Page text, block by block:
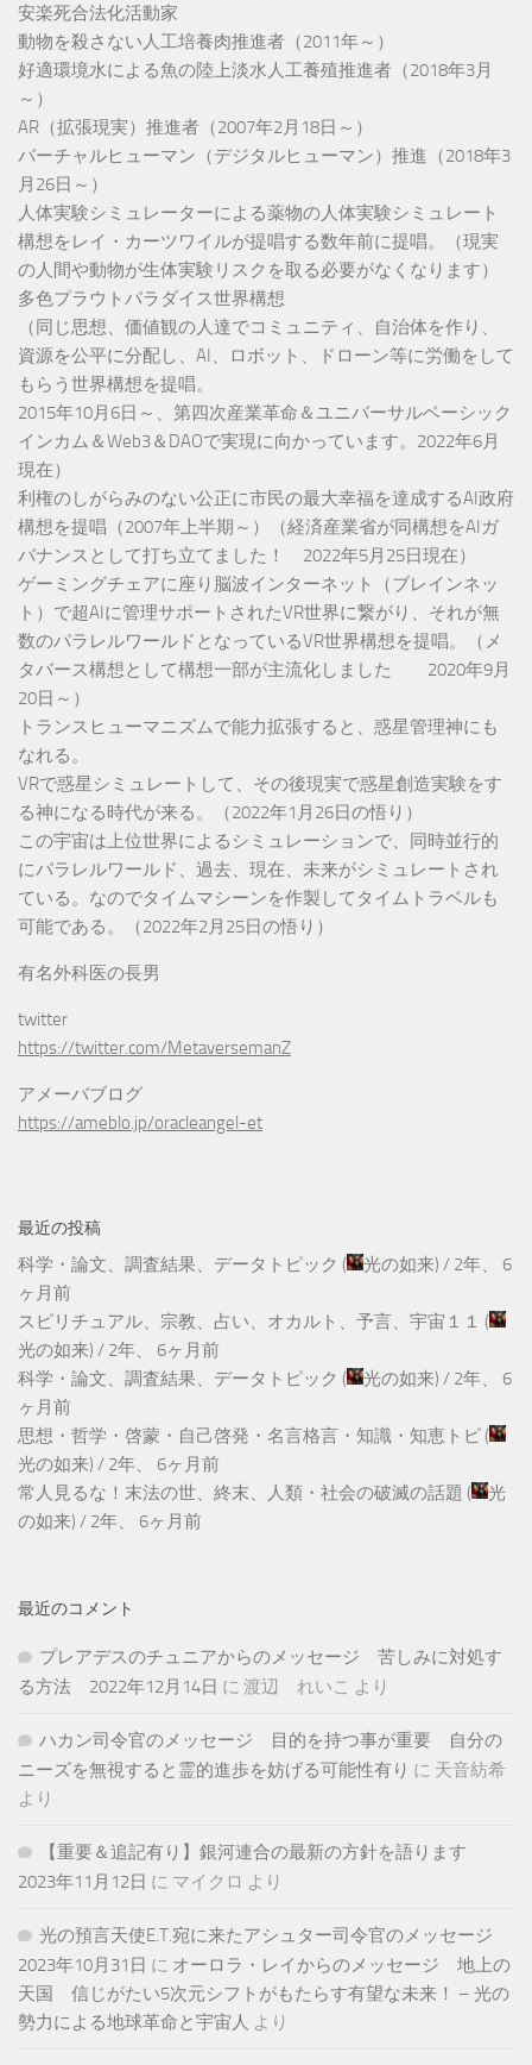
安楽死合法化活動家
動物を殺さない人工培養肉推進者（2011年～）
好適環境水による魚の陸上淡水人工養殖推進者（2018年3月
～）
AR（拡張現実）推進者（2007年2月18日～）
バーチャルヒューマン（デジタルヒューマン）推進（2018年3
月26日～）
人体実験シミュレーターによる薬物の人体実験シミュレート
構想をレイ・カーツワイルが提唱する数年前に提唱。（現実
の人間や動物が生体実験リスクを取る必要がなくなります）
多色プラウトパラダイス世界構想
（同じ思想、価値観の人達でコミュニティ、自治体を作り、
資源を公平に分配し、AI、ロボット、ドローン等に労働をして
もらう世界構想を提唱。
2015年10月6日～、第四次産業革命＆ユニバーサルベーシック
インカム＆Web3＆DAOで実現に向かっています。2022年6月
現在）
利権のしがらみのない公正に市民の最大幸福を達成するAI政府
構想を提唱（2007年上半期～）（経済産業省が同構想をAIガ
バナンスとして打ち立てました！ 2022年5月25日現在）
ゲーミングチェアに座り脳波インターネット（ブレインネッ
ト）で超AIに管理サポートされたVR世界に繋がり、それが無
数のパラレルワールドとなっているVR世界構想を提唱。（メ
タバース構想として構想一部が主流化しました 2020年9月
20日～）
トランスヒューマニズムで能力拡張すると、惑星管理神にも
なれる。
VRで惑星シミュレートして、その後現実で惑星創造実験をす
る神になる時代が来る。（2022年1月26日の悟り）
この宇宙は上位世界によるシミュレーションで、同時並行的
にパラレルワールド、過去、現在、未来がシミュレートされ
ている。なのでタイムマシーンを作製してタイムトラベルも
可能である。（2022年2月25日の悟り）
有名外科医の長男
twitter
https://twitter.com/MetaversemanZ
アメーバブログ
https://ameblo.jp/oracleangel-et
最近の投稿
科学・論文、調査結果、データトピック ( 光の如来) / 2年、 6
ヶ月前
スピリチュアル、宗教、占い、オカルト、予言、宇宙１１ (
光の如来) / 2年、 6ヶ月前
科学・論文、調査結果、データトピック ( 光の如来) / 2年、 6
ヶ月前
思想・哲学・啓蒙・自己啓発・名言格言・知識・知恵トピ (
光の如来) / 2年、 6ヶ月前
常人見るな！末法の世、終末、人類・社会の破滅の話題 (
光
の如来) / 2年、 6ヶ月前
最近のコメント
プレアデスのチュニアからのメッセージ 苦しみに対処す
る方法 2022年12月14日 に 渡辺 れいこ より
ハカン司令官のメッセージ 目的を持つ事が重要 自分の
ニーズを無視すると霊的進歩を妨げる可能性有り に 天音紡希
より
【重要＆追記有り】銀河連合の最新の方針を語ります
2023年11月12日 に マイクロ より
光の預言天使E.T.宛に来たアシュター司令官のメッセージ
2023年10月31日 に オーロラ・レイからのメッセージ 地上の
天国 信じがたい5次元シフトがもたらす有望な未来！ – 光の
勢力による地球革命と宇宙人 より